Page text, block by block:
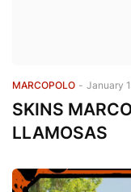
MARCOPOLO - January
SKINS
LLAMOSAS